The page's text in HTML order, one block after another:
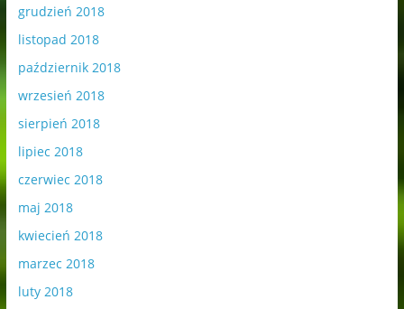
grudzień 2018
listopad 2018
październik 2018
wrzesień 2018
sierpień 2018
lipiec 2018
czerwiec 2018
maj 2018
kwiecień 2018
marzec 2018
luty 2018